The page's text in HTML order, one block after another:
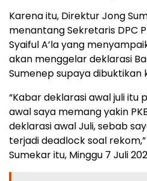
Karena itu, Direktur Jong
menantang Sekretaris DPC
Syaiful A’la yang
akan menggelar deklarasi
Sumenep supaya dibuktikan
“Kabar deklarasi awal juli itu
awal saya memang yakin
deklarasi awal Juli, sebab
terjadi deadlock soal
Sumekar itu, Minggu 7 Juli